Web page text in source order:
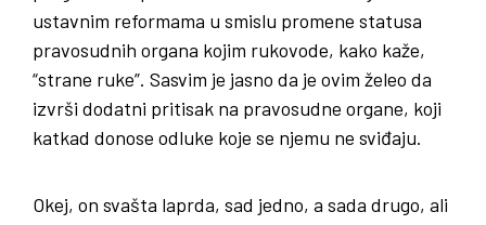
ustavnim reformama u smislu promene statusa
pravosudnih organa kojim rukovode, kako kaže,
“strane ruke”. Sasvim je jasno da je ovim želeo da
izvrši dodatni pritisak na pravosudne organe, koji
katkad donose odluke koje se njemu ne sviđaju.
Okej, on svašta laprda, sad jedno, a sada drugo, ali